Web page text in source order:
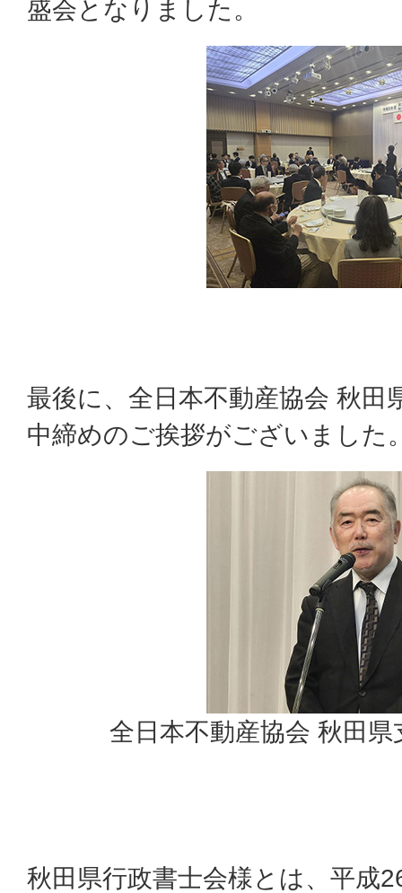
盛会となりました。
最後に、全日本不動産協会 秋田
中締めのご挨拶がございました
全日本不動産協会 秋田
秋田県行政書士会様とは、平成